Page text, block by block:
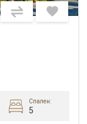
Спален:
5